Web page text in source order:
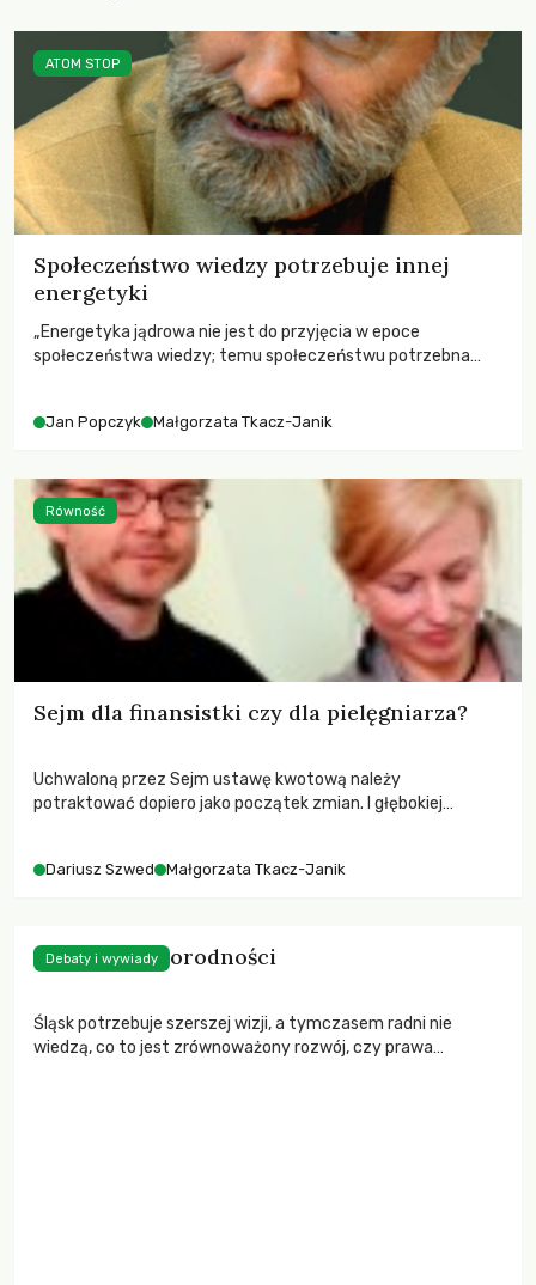
Społeczeństwo wiedzy potrzebuje innej
energetyki
„Energetyka jądrowa nie jest do przyjęcia w epoce
społeczeństwa wiedzy; temu społeczeństwu potrzebna
systemów energetycznych rozmawia przewodnicząca
Jan Popczyk Małgorzata Tkacz-Janik
ATOM STOP
Sejm dla finansistki czy dla pielęgniarza?
Uchwaloną przez Sejm ustawę kwotową należy
potraktować dopiero jako początek zmian. I głębokiej
Dariusz Szwed Małgorzata Tkacz-Janik
Równość
Energia różnorodności
Śląsk potrzebuje szerszej wizji, a tymczasem radni nie
wiedzą, co to jest zrównoważony rozwój, czy prawa
Debaty i wywiady